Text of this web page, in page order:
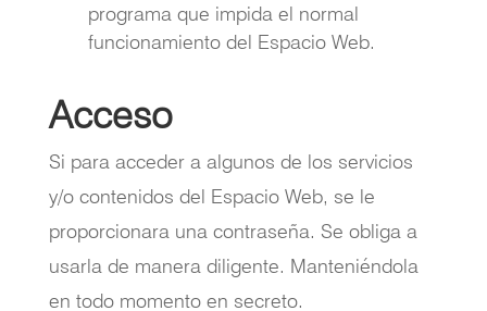
programa que impida el normal
funcionamiento del Espacio Web.
Acceso
Si para acceder a algunos de los servicios
y/o contenidos del Espacio Web, se le
proporcionara una contraseña. Se obliga a
usarla de manera diligente. Manteniéndola
en todo momento en secreto.